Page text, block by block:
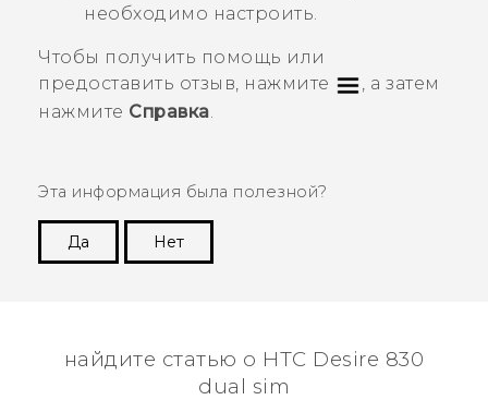
необходимо настроить.
Чтобы получить помощь или
предоставить отзыв, нажмите
, а затем
нажмите Справка
Эта информация была полезной?
Да
Нет
найдите статью о HTC Desire 830
dual sim